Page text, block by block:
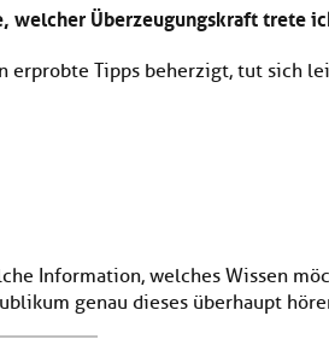
welcher Überzeugungskraft trete
erprobte Tipps beherzigt, tut sich
Information, welches Wissen
genau dieses überhaupt